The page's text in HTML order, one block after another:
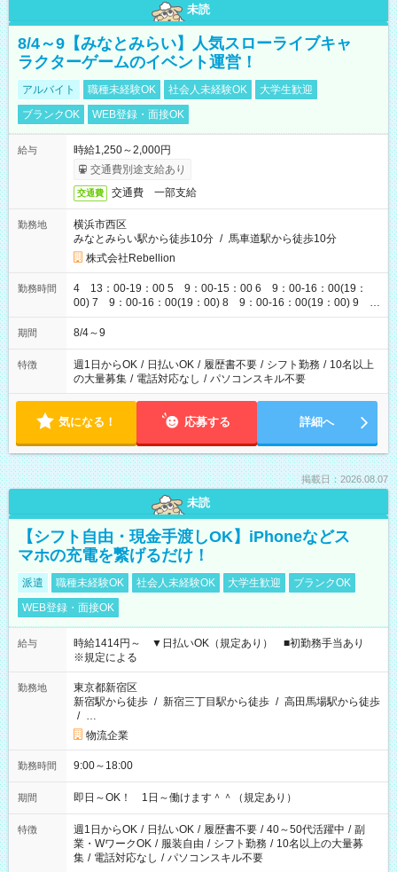
未読
8/4～9【みなとみらい】人気スローライブキャ
ラクターゲームのイベント運営！
アルバイト 職種未経験OK 社会人未経験OK
大学生歓迎
ブランクOK
WEB登録・面接OK
給与
時給1,250～2,000円
交通費別途支給あり
交通費 交通費 一部支給
勤務地
横浜市西区
みなとみらい駅から徒歩10分 / 馬車道駅から徒歩10分
株式会社Rebellion
勤務時間
4 13：00-19：00 5 9：00-15：00 6 9：00-16：00(19：
00) 7 9：00-16：00(19：00) 8 9：00-16：00(19：00) 9
9：00-16：00(19：00)
期間 8/4～9
特徴 週1日からOK / 日払いOK / 履歴書不要 / シフト勤務 / 10名以上
の大量募集 / 電話対応なし / パソコンスキル不要
気になる！ 応募する 詳細へ
掲載日：2026.08.07
未読
【シフト自由・現金手渡しOK】iPhoneなどス
マホの充電を繋げるだけ！
派遣 職種未経験OK 社会人未経験OK 大学生歓迎
ブランクOK
WEB登録・面接OK
給与
時給1414円～ ▼日払いOK（規定あり） ■初勤務手当あり
※規定による
勤務地
東京都新宿区
新宿駅から徒歩 / 新宿三丁目駅から徒歩 / 高田馬場駅から徒歩
/ …
物流企業
勤務時間 9:00～18:00
期間 即日～OK！ 1日～働けます＾＾（規定あり）
特徴 週1日からOK / 日払いOK / 履歴書不要 / 40～50代活躍中 / 副
業・WワークOK / 服装自由 / シフト勤務 / 10名以上の大量募
集 / 電話対応なし / パソコンスキル不要